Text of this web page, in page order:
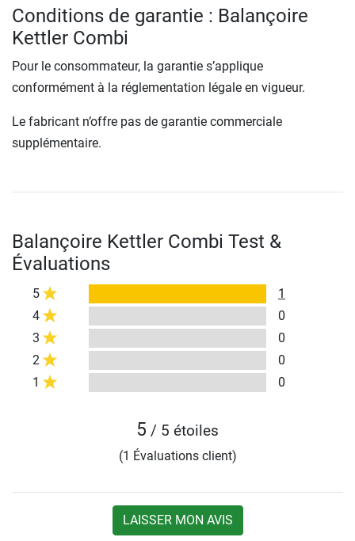
Conditions de garantie : Balançoire
Kettler Combi
Pour le consommateur, la garantie s’applique
conformément à la réglementation légale en vigueur.
Le fabricant n’offre pas de garantie commerciale
supplémentaire.
Balançoire Kettler Combi Test &
Évaluations
5
1
4
0
3
0
2
0
1
0
5 / 5 étoiles
(1 Évaluations client)
LAISSER MON AVIS